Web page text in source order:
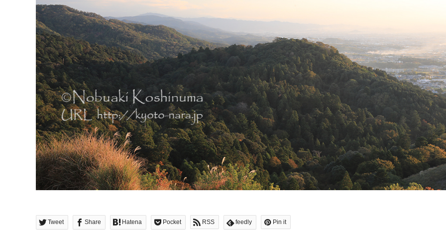
Tweet Share Hatena Pocket RSS feedly Pin it